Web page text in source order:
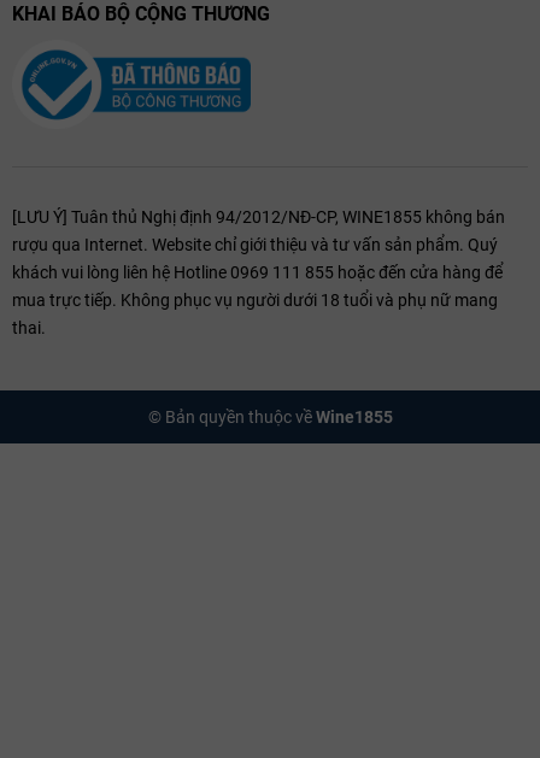
KHAI BÁO BỘ CỘNG THƯƠNG
[LƯU Ý] Tuân thủ Nghị định 94/2012/NĐ-CP, WINE1855 không bán
rượu qua Internet. Website chỉ giới thiệu và tư vấn sản phẩm. Quý
khách vui lòng liên hệ Hotline 0969 111 855 hoặc đến cửa hàng để
mua trực tiếp. Không phục vụ người dưới 18 tuổi và phụ nữ mang
thai.
© Bản quyền thuộc vềWine1855